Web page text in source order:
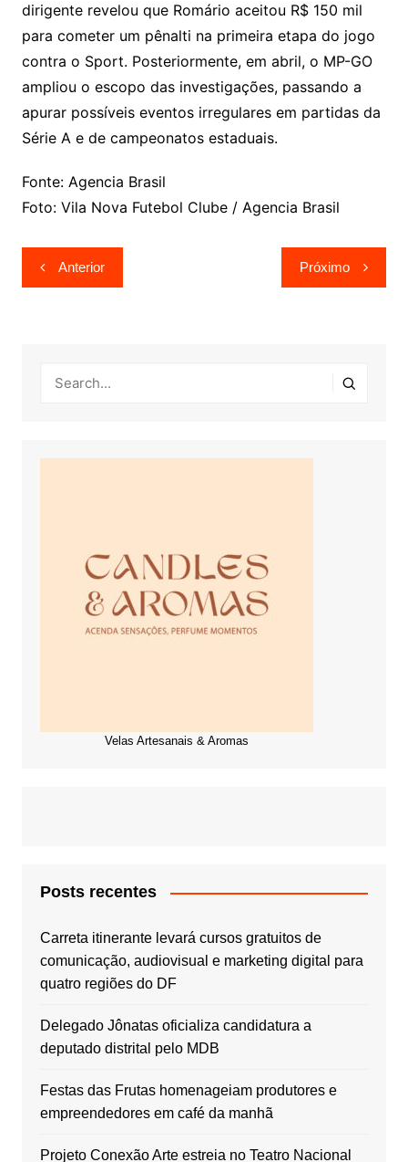
dirigente revelou que Romário aceitou R$ 150 mil
para cometer um pênalti na primeira etapa do jogo
contra o Sport. Posteriormente, em abril, o MP-GO
ampliou o escopo das investigações, passando a
apurar possíveis eventos irregulares em partidas da
Série A e de campeonatos estaduais.
Fonte: Agencia Brasil
Foto: Vila Nova Futebol Clube / Agencia Brasil
Navegação
de
Anterior Próximo
Velas Artesanais & Aromas
Posts recentes
Carreta itinerante levará cursos gratuitos de
comunicação, audiovisual e marketing digital para
quatro regiões do DF
Delegado Jônatas oficializa candidatura a
deputado distrital pelo MDB
Festas das Frutas homenageiam produtores e
empreendedores em café da manhã
Projeto Conexão Arte estreia no Teatro Nacional